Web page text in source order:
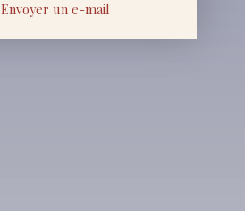
Envoyer un e-mail